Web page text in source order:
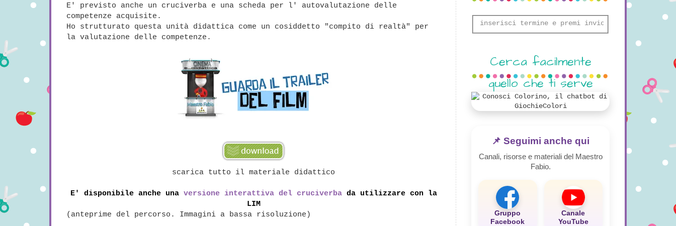
E' previsto anche un cruciverba e una scheda per l' autovalutazione delle
competenze acquisite.
Ho strutturato questa unità didattica come un cosiddetto "compito di realtà" per
la valutazione delle competenze.
scarica tutto il materiale didattico
E' disponibile anche una versione interattiva del cruciverbada utilizzare con la
LIM
(anteprime del percorso. Immagini a bassa risoluzione)
Cerca facilmente
quello che ti serve
📌 Seguimi anche qui
Canali, risorse e materiali del Maestro
Fabio.
Gruppo
Facebook
Canale
YouTube